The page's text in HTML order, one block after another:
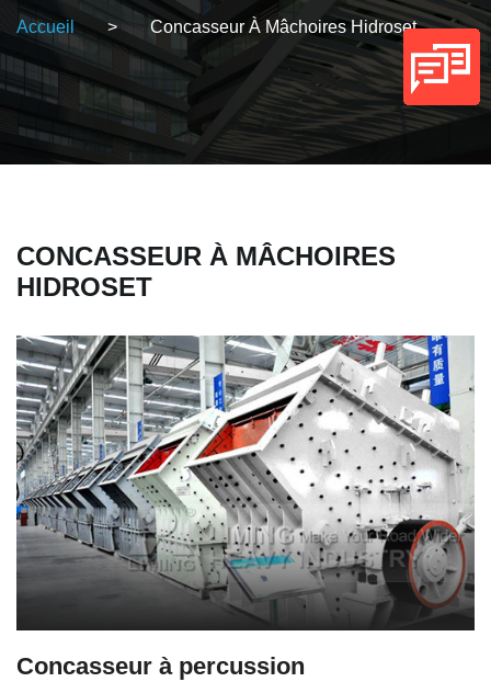
Accueil > Concasseur À Mâchoires Hidroset
CONCASSEUR À MÂCHOIRES
HIDROSET
Concasseur à percussion